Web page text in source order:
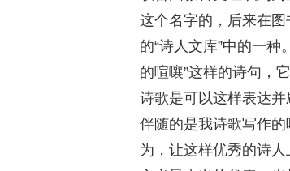
这个名字的，后来在
的“诗人文库”中的一种
的喧嚷”这样的诗句，
诗歌是可以这样表达
伴随的是我诗歌写作
为，让这样优秀的诗